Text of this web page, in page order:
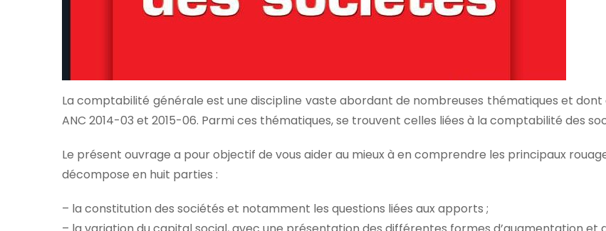
La comptabilité générale est une discipline vaste abordant de nombreuses thématiques et dont
ANC 2014-03 et 2015-06. Parmi ces thématiques, se trouvent celles liées à la comptabilité des
Le présent ouvrage a pour objectif de vous aider au mieux à en comprendre les principaux
décompose en huit parties :
– la constitution des sociétés et notamment les questions liées aux apports ;